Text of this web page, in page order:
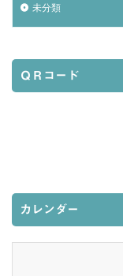
未分類
ＱＲコード
カレンダー